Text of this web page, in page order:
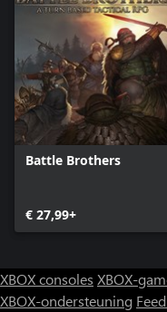
Battle Brothers
€ 27,99+
XBOX consoles XBOX-
XBOX-ondersteuning